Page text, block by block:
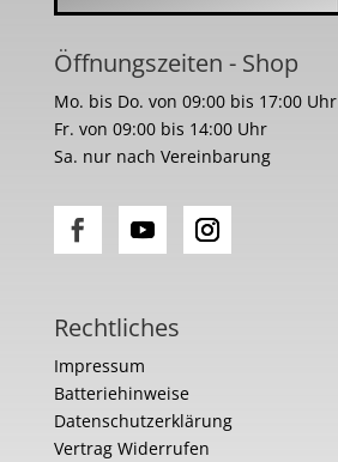
Öffnungszeiten - Shop
Mo. bis Do. von 09:00 bis 17:00 Uhr
Fr. von 09:00 bis 14:00 Uhr
Sa. nur nach Vereinbarung
Rechtliches
Impressum
Batteriehinweise
Datenschutzerklärung
Vertrag Widerrufen